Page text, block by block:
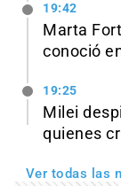
19:42
Marta
conoció
19:25
Milei
quienes
Ver todas las